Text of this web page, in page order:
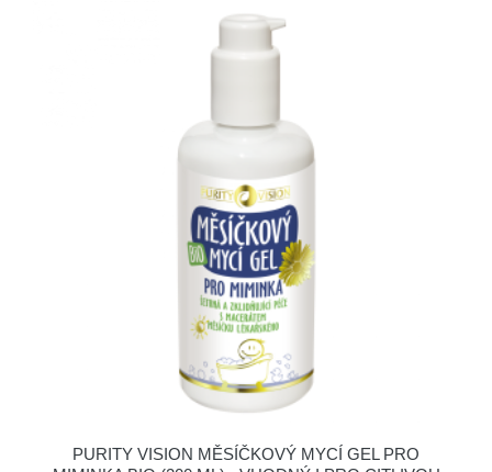
PURITY VISION MĚSÍČKOVÝ MYCÍ GEL PRO